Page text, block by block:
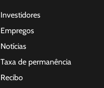
Investidores
Empregos
Notícias
Taxa de permanência
Recibo